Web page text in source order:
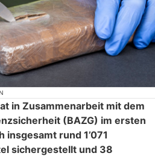
in Zusammenarbeit mit dem
(BAZG) im ersten
insgesamt rund 1’071
sichergestellt und 38